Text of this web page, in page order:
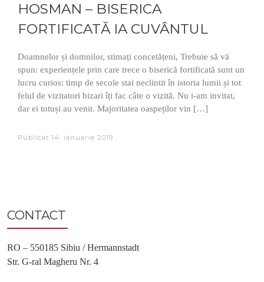
HOSMAN – BISERICA
FORTIFICATĂ IA CUVÂNTUL
Doamnelor și domnilor, stimați concetățeni, Trebuie să vă
spun: experiențele prin care trece o biserică fortificată sunt un
lucru curios: timp de secole stai neclintit în istoria lumii și tot
felul de vizitatori bizari îți fac câte o vizită. Nu i-am invitat,
dar ei totuși au venit. Majoritatea oaspeților vin […]
Publicat 14. ianuarie 2019
CONTACT
RO – 550185 Sibiu / Hermannstadt
Str. G-ral Magheru Nr. 4